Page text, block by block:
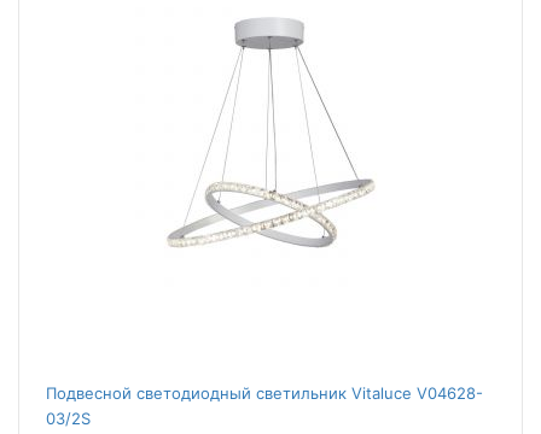
Подвесной светодиодный светильник Vitaluce V04628-
03/2S